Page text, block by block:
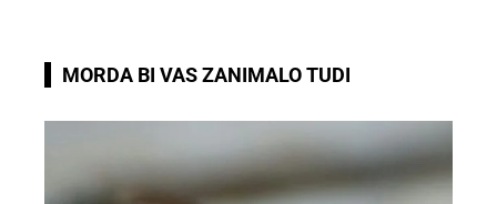
MORDA BI VAS ZANIMALO TUDI